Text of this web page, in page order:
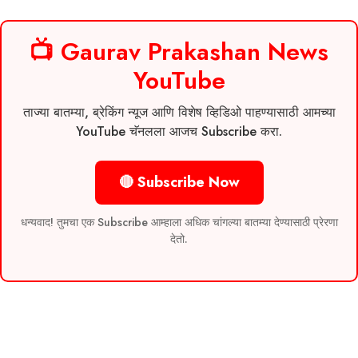
📺 Gaurav Prakashan News
YouTube
ताज्या बातम्या, ब्रेकिंग न्यूज आणि विशेष व्हिडिओ पाहण्यासाठी आमच्या
YouTube चॅनलला आजच Subscribe करा.
🔴 Subscribe Now
धन्यवाद! तुमचा एक Subscribe आम्हाला अधिक चांगल्या बातम्या देण्यासाठी प्रेरणा
देतो.